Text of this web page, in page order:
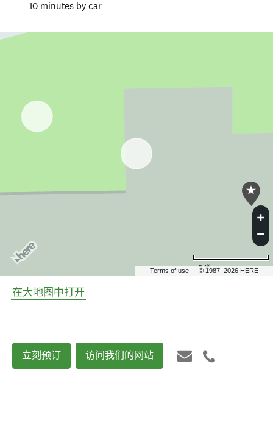
10 minutes by car
Terms of use © 1987–2026 HERE
5 米
在大地图中打开
立刻预订 访问我们的网站